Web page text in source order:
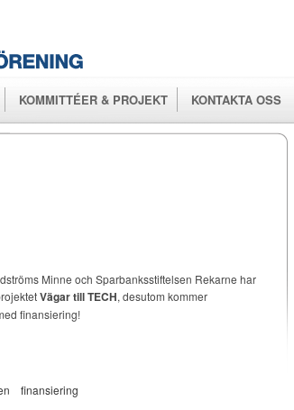
KOMMITTÉER & PROJEKT KONTAKTA OSS
Minne och Sparbanksstiftelsen Rekarne har
Vägar till TECH, desutom kommer
finansiering!
finansiering